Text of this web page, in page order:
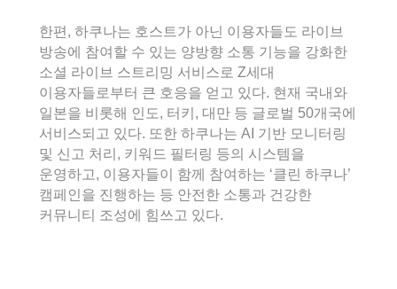
한편, 하쿠나는 호스트가 아닌 이용자들도 라이브
방송에 참여할 수 있는 양방향 소통 기능을 강화한
소셜 라이브 스트리밍 서비스로 Z세대
이용자들로부터 큰 호응을 얻고 있다. 현재 국내와
일본을 비롯해 인도, 터키, 대만 등 글로벌 50개국에
서비스되고 있다. 또한 하쿠나는 AI 기반 모니터링
및 신고 처리, 키워드 필터링 등의 시스템을
운영하고, 이용자들이 함께 참여하는 ‘클린 하쿠나’
캠페인을 진행하는 등 안전한 소통과 건강한
커뮤니티 조성에 힘쓰고 있다.